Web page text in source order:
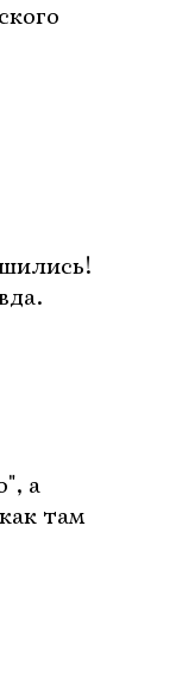
а
там